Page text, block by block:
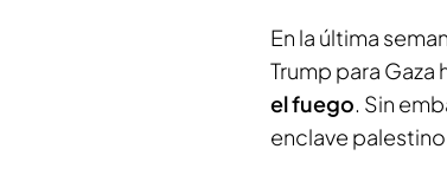
En la última
Trump para Gaza
el fuego. Sin
enclave